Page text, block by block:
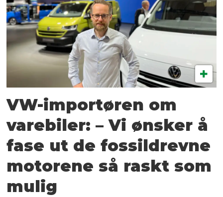
VW-importøren om
varebiler: – Vi ønsker å
fase ut de fossildrevne
motorene så raskt som
mulig